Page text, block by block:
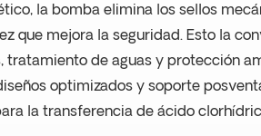
la bomba elimina los sellos
que mejora la seguridad. Esto la
tratamiento de aguas y protección
optimizados y soporte
la transferencia de ácido